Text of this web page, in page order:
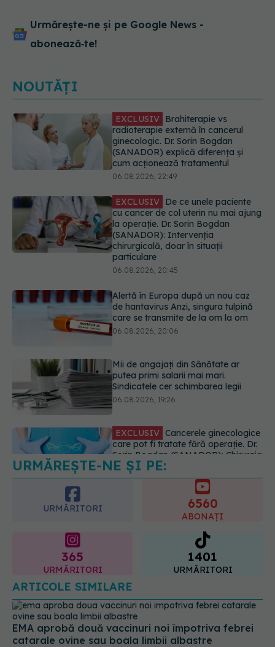
Urmărește-ne și pe Google News -
abonează‑te!
NOUTĂȚI
EXCLUSIV De ce unele paciente
cu cancer de col uterin nu mai ajung
la operație. Dr. Sorin Bogdan
(SANADOR): Intervenția
chirurgicală, doar în situații
06.08.2026, 20:45
Alertă în Europa după un nou caz
de hantavirus Anzi, singura tulpină
care se transmite de la om la om
06.08.2026, 20:06
Mii de angajați din Sănătate ar
putea primi salarii mai mari.
Sindicatele cer schimbarea legii
06.08.2026, 19:26
EXCLUSIV Cancerele ginecologice
care pot fi tratate fără operație. Dr.
Sorin Bogdan (SANADOR): Chirurgia
este indicată doar punctual, pentru
anumite categorii de paciente
EXCLUSIV Brahiterapie vs
radioterapie externă în cancerul
ginecologic. Dr. Sorin Bogdan
(SANADOR) explică diferența și
cum acționează tratamentul
URMĂREȘTE-NE ȘI PE:
URMĂRITORI 6560
ABONAȚI
365
URMĂRITORI
1401
URMĂRITORI
ARTICOLE SIMILARE
EMA aprobă două vaccinuri noi împotriva febrei
catarale ovine sau boala limbii albastre
20 ian 2025, 18:47